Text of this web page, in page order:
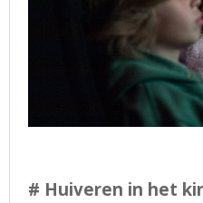
# Huiveren in het